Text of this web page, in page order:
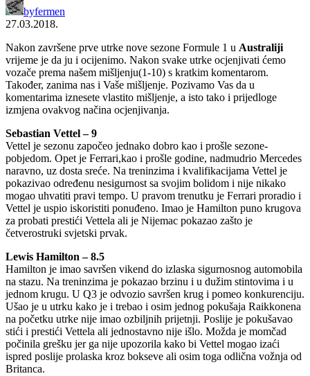
byfermen
27.03.2018.
Nakon završene prve utrke nove sezone Formule 1 u Australiji
vrijeme je da ju i ocijenimo. Nakon svake utrke ocjenjivati ćemo
vozače prema našem mišljenju(1-10) s kratkim komentarom.
Također, zanima nas i Vaše mišljenje. Pozivamo Vas da u
komentarima iznesete vlastito mišljenje, a isto tako i prijedloge
izmjena ovakvog načina ocjenjivanja.
Sebastian Vettel – 9
Vettel je sezonu započeo jednako dobro kao i prošle sezone-
pobjedom. Opet je Ferrari,kao i prošle godine, nadmudrio Mercedes
naravno, uz dosta sreće. Na treninzima i kvalifikacijama Vettel je
pokazivao određenu nesigurnost sa svojim bolidom i nije nikako
mogao uhvatiti pravi tempo. U pravom trenutku je Ferrari proradio i
Vettel je uspio iskoristiti ponuđeno. Imao je Hamilton puno krugova
za probati prestići Vettela ali je Nijemac pokazao zašto je
četverostruki svjetski prvak.
Lewis Hamilton – 8.5
Hamilton je imao savršen vikend do izlaska sigurnosnog automobila
na stazu. Na treninzima je pokazao brzinu i u dužim stintovima i u
jednom krugu. U Q3 je odvozio savršen krug i pomeo konkurenciju.
Ušao je u utrku kako je i trebao i osim jednog pokušaja Raikkonena
na početku utrke nije imao ozbiljnih prijetnji. Poslije je pokušavao
stići i prestići Vettela ali jednostavno nije išlo. Možda je momčad
počinila grešku jer ga nije upozorila kako bi Vettel mogao izaći
ispred poslije prolaska kroz bokseve ali osim toga odlična vožnja od
Britanca.